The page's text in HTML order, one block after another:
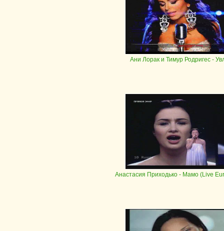
Ани Лорак и Тимур Родригес -
Анастасия Приходько- Мамо (Live